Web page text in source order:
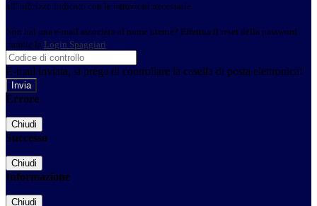
all'indirizzo indicato con le istruzioni necessarie.
Non hai una e-mail associata al nome utente? Effettua il reset della password
tramite la Login Spaggiari
E-mail inviata, si prega di controllare la casella di posta elettronica!
Errore
Chiudi
Successo
Chiudi
Informazione
Chiudi